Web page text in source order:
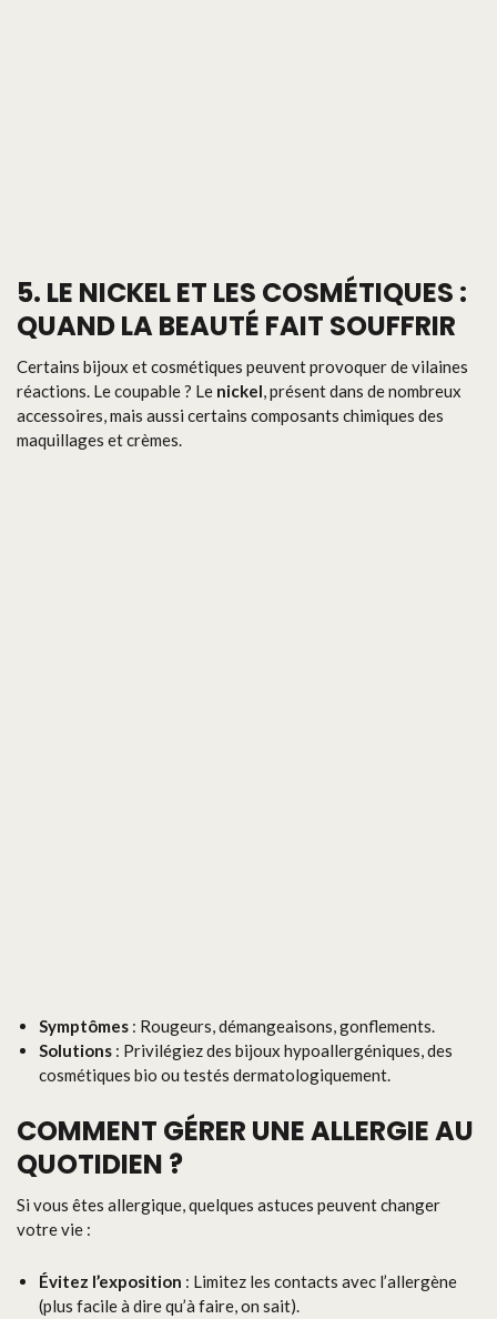
5. LE NICKEL ET LES COSMÉTIQUES :
QUAND LA BEAUTÉ FAIT SOUFFRIR
Certains bijoux et cosmétiques peuvent provoquer de vilaines
réactions. Le coupable ? Le nickel, présent dans de nombreux
accessoires, mais aussi certains composants chimiques des
maquillages et crèmes.
Symptômes : Rougeurs, démangeaisons, gonflements.
Solutions : Privilégiez des bijoux hypoallergéniques, des
cosmétiques bio ou testés dermatologiquement.
COMMENT GÉRER UNE ALLERGIE AU
QUOTIDIEN ?
Si vous êtes allergique, quelques astuces peuvent changer
votre vie :
Évitez l’exposition : Limitez les contacts avec l’allergène
(plus facile à dire qu’à faire, on sait).